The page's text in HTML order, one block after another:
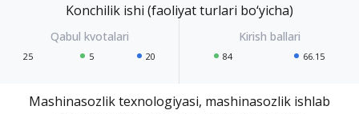
Konchilik ishi (faoliyat turlari bo‘yicha)
25 5 20 84 66.15
Mashinasozlik texnologiyasi, mashinasozlik ishlab